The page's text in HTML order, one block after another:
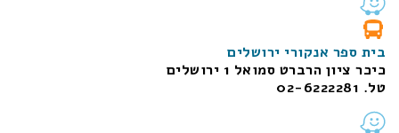
בית ספר אנקורי ירושלים
כיכר ציון הרברט סמואל 1
ירושלים
טל. 02-6222281